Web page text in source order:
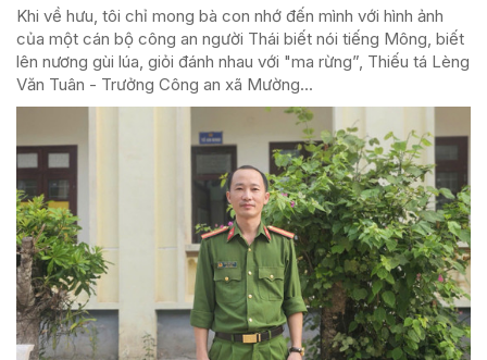
Khi về hưu, tôi chỉ mong bà con nhớ đến mình với hình ảnh
của một cán bộ công an người Thái biết nói tiếng Mông, biết
lên nương gùi lúa, giỏi đánh nhau với "ma rừng”, Thiếu tá Lèng
Văn Tuân - Trưởng Công an xã Mường...